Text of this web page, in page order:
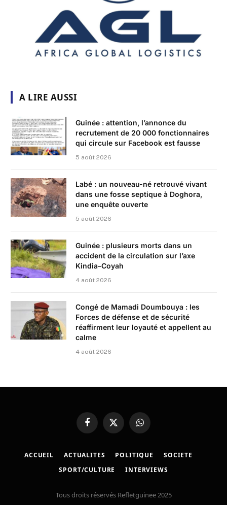
A LIRE AUSSI
Guinée : attention, l’annonce du
recrutement de 20 000 fonctionnaires
qui circule sur Facebook est fausse
5 août 2026
Labé : un nouveau-né retrouvé vivant
dans une fosse septique à Doghora,
une enquête ouverte
5 août 2026
Guinée : plusieurs morts dans un
accident de la circulation sur l’axe
Kindia–Coyah
4 août 2026
Congé de Mamadi Doumbouya : les
Forces de défense et de sécurité
réaffirment leur loyauté et appellent au
calme
4 août 2026
FacebookX
(Twitter)
WhatsApp
ACCUEIL ACTUALITES POLITIQUE
SOCIETE
SPORT/CULTURE
INTERVIEWS
Tous droits réservés Refletguinee 2025